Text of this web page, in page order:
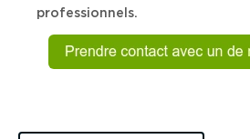
professionnels.